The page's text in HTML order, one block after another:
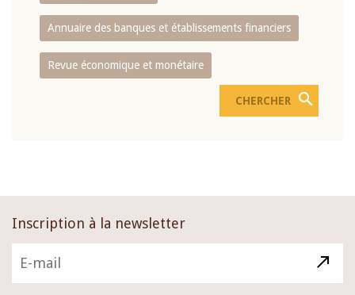
Annuaire des banques et établissements financiers
Revue économique et monétaire
Inscription à la newsletter